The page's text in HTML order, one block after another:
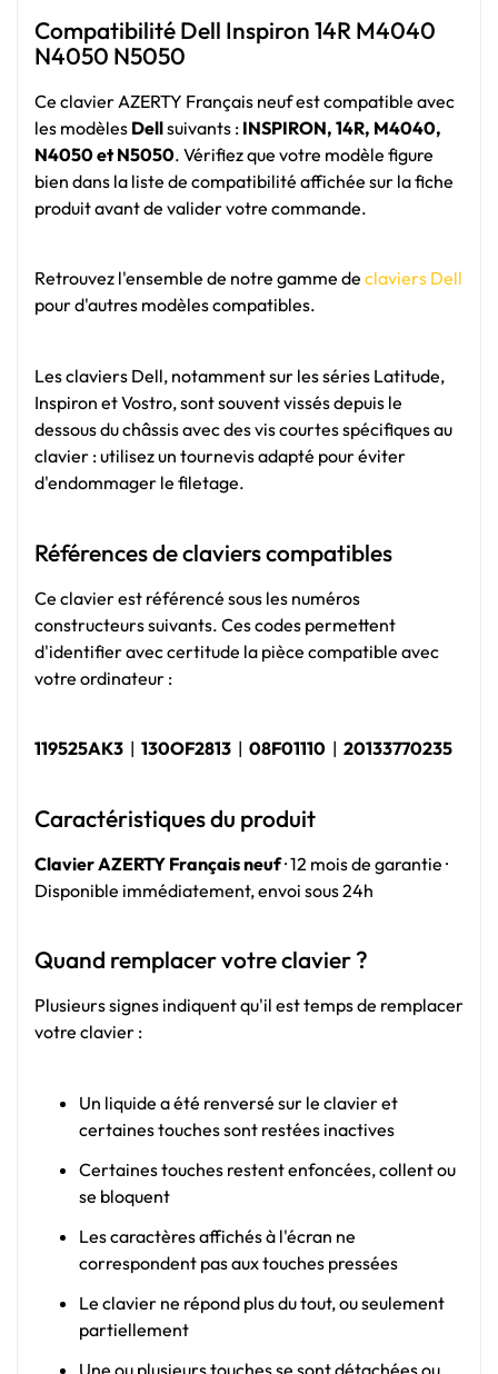
Compatibilité Dell Inspiron 14R M4040
N4050 N5050
Ce clavier AZERTY Français neuf est compatible avec
les modèles Dellsuivants : INSPIRON, 14R, M4040,
N4050 et N5050. Vérifiez que votre modèle figure
bien dans la liste de compatibilité affichée sur la fiche
produit avant de valider votre commande.
Retrouvez l'ensemble de notre gamme de claviers Dell
pour d'autres modèles compatibles.
Les claviers Dell, notamment sur les séries Latitude,
Inspiron et Vostro, sont souvent vissés depuis le
dessous du châssis avec des vis courtes spécifiques au
clavier : utilisez un tournevis adapté pour éviter
d'endommager le filetage.
Références de claviers compatibles
Ce clavier est référencé sous les numéros
constructeurs suivants. Ces codes permettent
d'identifier avec certitude la pièce compatible avec
votre ordinateur :
119525AK3 | 130OF2813 | 08F01110 | 20133770235
Caractéristiques du produit
Clavier AZERTY Français neuf· 12 mois de garantie ·
Disponible immédiatement, envoi sous 24h
Quand remplacer votre clavier ?
Plusieurs signes indiquent qu'il est temps de remplacer
votre clavier :
Un liquide a été renversé sur le clavier et
certaines touches sont restées inactives
Certaines touches restent enfoncées, collent ou
se bloquent
Les caractères affichés à l'écran ne
correspondent pas aux touches pressées
Le clavier ne répond plus du tout, ou seulement
partiellement
Une ou plusieurs touches se sont détachées ou